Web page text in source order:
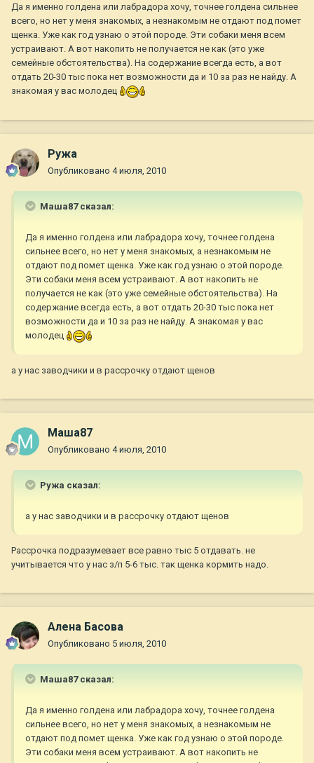
Да я именно голдена или лабрадора хочу, точнее голдена сильнее
всего, но нет у меня знакомых, а незнакомым не отдают под помет
щенка. Уже как год узнаю о этой породе. Эти собаки меня всем
устраивают. А вот накопить не получается не как (это уже
семейные обстоятельства). На содержание всегда есть, а вот
отдать 20-30 тыс пока нет возможности да и 10 за раз не найду. А
знакомая у вас молодец
Ружа
Опубликовано 4 июля, 2010
Маша87 сказал:
Да я именно голдена или лабрадора хочу, точнее голдена
сильнее всего, но нет у меня знакомых, а незнакомым не
отдают под помет щенка. Уже как год узнаю о этой породе.
Эти собаки меня всем устраивают. А вот накопить не
получается не как (это уже семейные обстоятельства). На
содержание всегда есть, а вот отдать 20-30 тыс пока нет
возможности да и 10 за раз не найду. А знакомая у вас
молодец
а у нас заводчики и в рассрочку отдают щенов
Маша87
Опубликовано 4 июля, 2010
Ружа сказал:
а у нас заводчики и в рассрочку отдают щенов
Рассрочка подразумевает все равно тыс 5 отдавать. не
учитывается что у нас з/п 5-6 тыс. так щенка кормить надо.
Алена Басова
Опубликовано 5 июля, 2010
Маша87 сказал:
Да я именно голдена или лабрадора хочу, точнее голдена
сильнее всего, но нет у меня знакомых, а незнакомым не
отдают под помет щенка. Уже как год узнаю о этой породе.
Эти собаки меня всем устраивают. А вот накопить не